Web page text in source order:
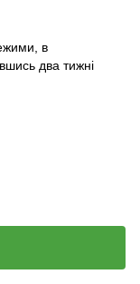
в
два тижні